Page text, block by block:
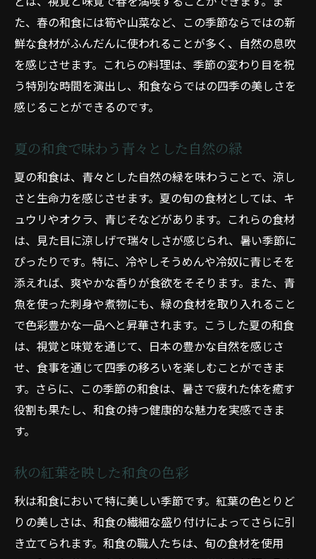
涼やかな夏の和食がもたらす快感
秋の和食で味わう深い香りと色合い
冬の和食が見せる温かな視覚効果
季節ごとの和食が引き出す味覚の違い
四季折々の和食に見られる味覚の変化
和食における自然色の重要性
日本の自然を映す和食の色使い
四季の色を取り入れた和食の技法
和食を通じて知る自然の美しさ
色彩がもたらす和食の奥行き
和食で表現する自然の移ろい
季節の移ろいを感じる和食で四季を味わう
和食を通じた四季の変化の楽しみ方
春の和食がもたらす生命の息吹
夏に食べたい和食の涼感
秋の和食で感じる収穫の喜び
冬の和食で温まる心と体
日本の四季を映した和食の華やかさを探る
春の和食がもたらす華やかさ
夏の和食で味わう爽やかさ
た、春の和食には筍や山菜など、この季節ならではの新
鮮な食材がふんだんに使われることが多く、自然の息吹
を感じさせます。これらの料理は、季節の変わり目を祝
う特別な時間を演出し、和食ならではの四季の美しさを
感じることができるのです。
夏の和食で味わう青々とした自然の緑
夏の和食は、青々とした自然の緑を味わうことで、涼し
さと生命力を感じさせます。夏の旬の食材としては、キ
ュウリやオクラ、青じそなどがあります。これらの食材
は、見た目に涼しげで瑞々しさが感じられ、暑い季節に
ぴったりです。特に、冷やしそうめんや冷奴に青じそを
添えれば、爽やかな香りが食欲をそそります。また、青
魚を使った刺身や煮物にも、緑の食材を取り入れること
で色彩豊かな一品へと昇華されます。こうした夏の和食
は、視覚と味覚を通じて、日本の豊かな自然を感じさ
せ、食事を通じて四季の移ろいを楽しむことができま
す。さらに、この季節の和食は、暑さで疲れた体を癒す
役割も果たし、和食の持つ健康的な魅力を実感できま
す。
秋の紅葉を映した和食の色彩
秋は和食において特に美しい季節です。紅葉の色とりど
りの美しさは、和食の繊細な盛り付けによってさらに引
き立てられます。和食の職人たちは、旬の食材を使用